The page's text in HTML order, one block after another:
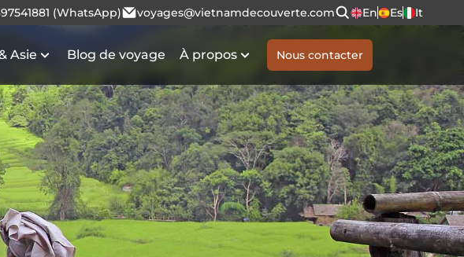
(WhatsApp) voyages@vietnamdecouverte.com En Es It
Asie Blog de voyage À propos Nous contacter